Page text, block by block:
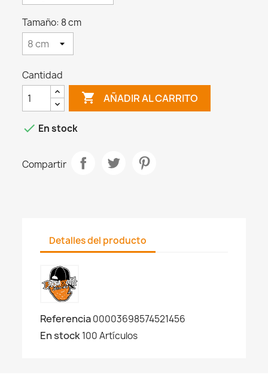
Tamaño: 8 cm
Cantidad
 AÑADIR AL CARRITO
 En stock
Compartir
Detalles del producto
Referencia00003698574521456
En stock100 Artículos